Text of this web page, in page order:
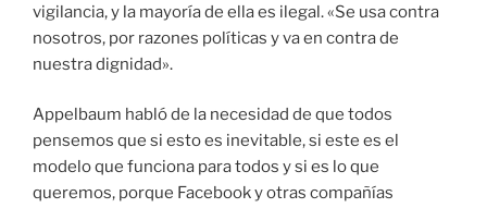
vigilancia, y la mayoría de ella es ilegal. «Se usa contra
nosotros, por razones políticas y va en contra de
nuestra dignidad».
Appelbaum habló de la necesidad de que todos
pensemos que si esto es inevitable, si este es el
modelo que funciona para todos y si es lo que
queremos, porque Facebook y otras compañías